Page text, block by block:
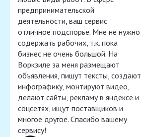
предпринимательской
деятельности, ваш сервис
отличное подспорье. Мне не нужно
содержать рабочих, т.к. пока
бизнес не очень большой. На
Воркзиле за меня размещают
объявления, пишут тексты, создают
инфографику, монтируют видео,
делают сайты, рекламу в яндексе и
соцсетях, ищут поставщиков и
многое другое. Спасибо вашему
сервису!